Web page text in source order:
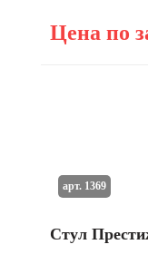
Цена по
Стул
арт. 1369